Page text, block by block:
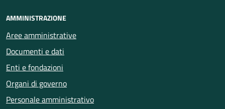
AMMINISTRAZIONE
Aree amministrative
Documenti e dati
Enti e fondazioni
Organi di governo
Personale amministrativo